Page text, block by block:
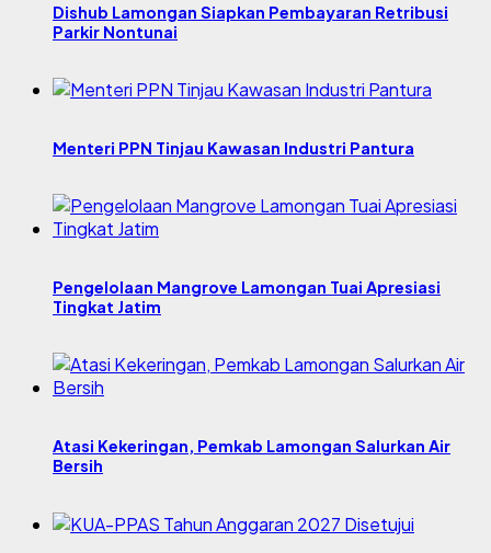
Dishub Lamongan Siapkan Pembayaran Retribusi
Parkir Nontunai
Menteri PPN Tinjau Kawasan Industri Pantura
Pengelolaan Mangrove Lamongan Tuai Apresiasi
Tingkat Jatim
Atasi Kekeringan, Pemkab Lamongan Salurkan Air
Bersih